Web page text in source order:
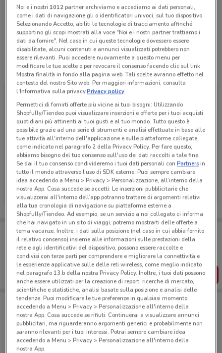
Lunedì n.d.
Martedì n.d.
Mercoledì n.d.
Giovedì n.d.
Venerdì n.d.
Sabato n.d.
Domenica n.d.
Tutte le promozioni di questo negozio
1mobile
Scade il 31/08 151 m
Porta DoveConviene sempre con te!
Puoi trovare le migliori offerte dei negozi vicino a te,
salvarle e creare la tua lista del risparmio, comodamente
dal tuo cellulare.
SCARICA L’APP
Negozi 1mobile a Partinico
Noi e i nostri 1012partner archiviamo e accediamo ai dati personali,
come i dati di navigazione gli o identificatori univoci, sul tuo dispositivo.
Selezionando Accetto, abiliti le tecnologie di tracciamento affinché
supportino gli scopi mostrati alla voce "Noi e i nostri partner trattiamo i
dati da fornire". Nel caso in cui queste tecnologie dovessero essere
disabilitate, alcuni contenuti e annunci visualizzati potrebbero non
essere rilevanti. Puoi accedere nuovamente a questo menu per
modificare le tue scelte o per revocare il consenso facendo clic sul link
Mostra finalità in fondo alla pagina web. Tali scelte avranno effetto nel
contesto del nostro Sito web. Per maggiori informazioni, consulta
l'Informativa sulla privacy.Privacy policy
Permettici di fornirti offerte più vicine ai tuoi bisogni: Utilizzando
Shopfully/Tiendeo puoi visualizzare inserzioni e offerte per i tuoi acquisti
quotidiani più attinenti ai tuoi gusti e al tuo mondo. Tutto questo è
possibile grazie ad una serie di strumenti e analisi effettuate in base alle
tue attività all'interno dell'applicazione e sulle piattaforme collegate,
come indicato nel paragrafo 2 della Privacy Policy. Per fare questo,
abbiamo bisogno del tuo consenso sull'uso dei dati raccolti a tale fine.
Se dai il tuo consenso condivideremo i tuoi dati personali conPartnersin
tutto il mondo attraverso l’uso di SDK esterne. Puoi sempre cambiare
idea accedendo a Menu > Privacy > Personalizzazione, all’interno della
nostra App. Cosa succede se accetti: Le inserzioni pubblicitarie che
visualizzerai all'interno dell’app potranno trattare di argomenti relativi
alla tua cronologia di navigazione su piattaforme esterne a
Shopfully/Tiendeo. Ad esempio, se un servizio a noi collegato ci informa
che hai navigato in un sito di viaggi, potremo mostrarti delle offerte a
tema vacanze. Inoltre, i dati sulla posizione (nel caso in cui abbia fornito
il relativo consenso) insieme alle informazioni sulle prestazioni della
rete e agli identificativi del dispositivo, possono essere raccolte e
condivisi con terze parti per comprendere e migliorare la connettività e
le esperienze applicative sulle delle reti wireless, come meglio indicato
nel paragrafo 13.b della nostra Privacy Policy. Inoltre, i tuoi dati possono
anche essere utilizzati per la creazione di report, ricerche di mercato,
scientifiche e statistiche, analisi basate sulla posizione e analisi delle
tendenze. Puoi modificare le tue preferenze in qualsiasi momento
accedendo a Menu > Privacy > Personalizzazione all'interno della
nostra App. Cosa succede se rifiuti: Continuerai a visualizzare annunci
pubblicitari, ma riguarderanno argomenti generici e probabilmente non
saranno rilevanti per i tuoi interessi. Potrai sempre cambiare idea
accedendo a Menu > Privacy > Personalizzazione all'interno della
nostra App.